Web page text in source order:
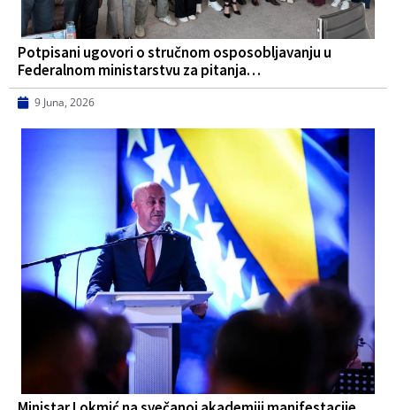
Potpisani ugovori o stručnom osposobljavanju u
Federalnom ministarstvu za pitanja…
9 Juna, 2026